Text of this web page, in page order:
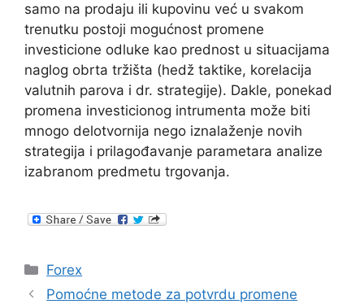
samo na prodaju ili kupovinu već u svakom
trenutku postoji mogućnost promene
investicione odluke kao prednost u situacijama
naglog obrta tržišta (hedž taktike, korelacija
valutnih parova i dr. strategije). Dakle, ponekad
promena investicionog intrumenta može biti
mnogo delotvornija nego iznalaženje novih
strategija i prilagođavanje parametara analize
izabranom predmetu trgovanja.
Categories
Forex
Pomoćne metode za potvrdu promene